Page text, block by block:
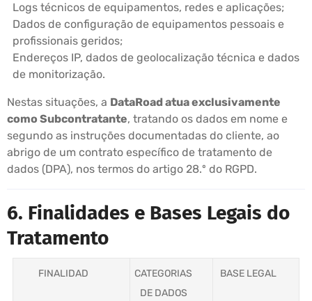
Logs técnicos de equipamentos, redes e aplicações;
Dados de configuração de equipamentos pessoais e
profissionais geridos;
Endereços IP, dados de geolocalização técnica e dados
de monitorização.
Nestas situações, a DataRoad atua exclusivamente
como Subcontratante, tratando os dados em nome e
segundo as instruções documentadas do cliente, ao
abrigo de um contrato específico de tratamento de
dados (DPA), nos termos do artigo 28.º do RGPD.
6. Finalidades e Bases Legais do
Tratamento
FINALIDAD
CATEGORIAS
DE DADOS
BASE LEGAL